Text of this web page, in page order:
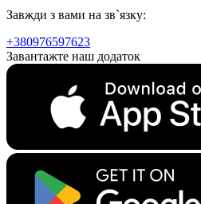
Завжди з вами на зв`язку:
+380976597623
Завантажте наш додаток